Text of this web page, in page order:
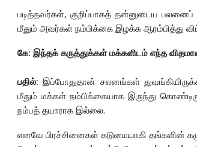
படித்தவர்கள், குறிப்பாகத் தன்னுடைய
மீதும் அவர்கள் நம்பிக்கை இழக்க ஆரம்பித்து
கே: இந்தக் கருத்துக்கள் மக்களிடம் எந்த
பதில்: இப்போதுதான் சலனங்கள்
மீதும் மக்கள் நம்பிக்கையாக இருந்து
நம்பத் தயாராக இல்லை.
எனவே பிரச்சினைகள் கடுமையாகி தங்களின்